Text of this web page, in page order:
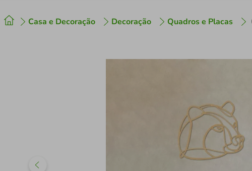
Casa e Decoração Decoração Quadros e Placas
º cafeteira